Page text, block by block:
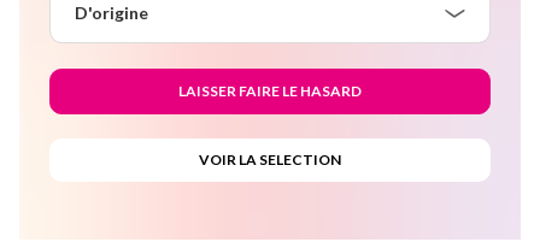
D'origine